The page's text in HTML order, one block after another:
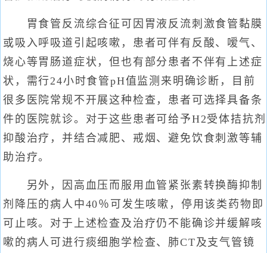
胃食管反流综合征可因胃液反流刺激食管黏膜
或吸入呼吸道引起咳嗽，患者可伴有反酸、嗳气、
烧心等胃肠道症状，但也有部分患者不伴有上述症
状，需行24小时食管pH值监测来明确诊断，目前
很多医院常规不开展这种检查，患者可选择具备条
件的医院就诊。对于这些患者可给予H2受体拮抗剂
抑酸治疗，并结合减肥、戒烟、避免饮食刺激等辅
助治疗。
另外，因高血压而服用血管紧张素转换酶抑制
剂降压的病人中40％可发生咳嗽，停用该类药物即
可止咳。对于上述检查及治疗仍不能确诊并缓解咳
嗽的病人可进行痰细胞学检查、肺CT及支气管镜